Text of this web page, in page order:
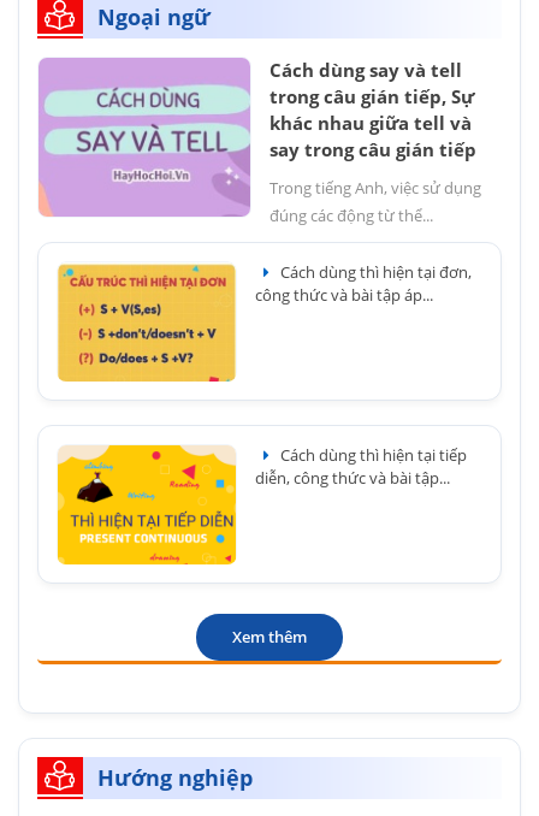
Ngoại ngữ
Cách dùng say và tell
trong câu gián tiếp, Sự
khác nhau giữa tell và
say trong câu gián tiếp
Trong tiếng Anh, việc sử dụng
đúng các động từ thể...
Cách dùng thì hiện tại đơn,
công thức và bài tập áp...
Cách dùng thì hiện tại tiếp
diễn, công thức và bài tập...
Xem thêm
Hướng nghiệp